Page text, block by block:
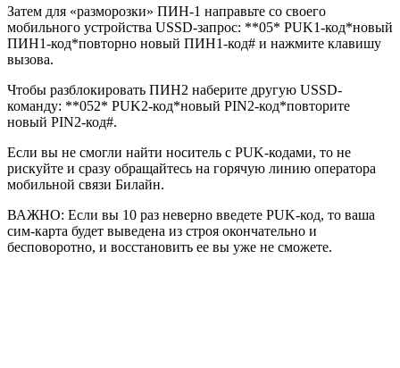
Затем для «разморозки» ПИН-1 направьте со своего
мобильного устройства USSD-запрос: **05* PUK1-код*новый
ПИН1-код*повторно новый ПИН1-код# и нажмите клавишу
вызова.
Чтобы разблокировать ПИН2 наберите другую USSD-
команду: **052* PUK2-код*новый PIN2-код*повторите
новый PIN2-код#.
Если вы не смогли найти носитель с PUK-кодами, то не
рискуйте и сразу обращайтесь на горячую линию оператора
мобильной связи Билайн.
ВАЖНО: Если вы 10 раз неверно введете PUK-код, то ваша
сим-карта будет выведена из строя окончательно и
бесповоротно, и восстановить ее вы уже не сможете.